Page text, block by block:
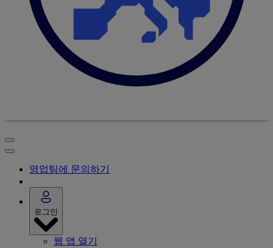
영업팀에 문의하기
로그인
웹 앱 열기